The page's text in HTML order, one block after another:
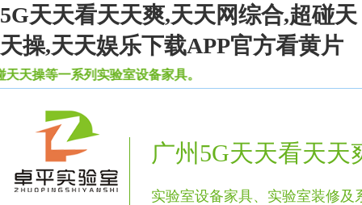
5G天天看天天爽,天天网综合,超碰天
天操,天天娱乐下载APP官方看黄片
一系列实验室设备家具。
广州5G天天看天
实验室设备家具、实验室装修